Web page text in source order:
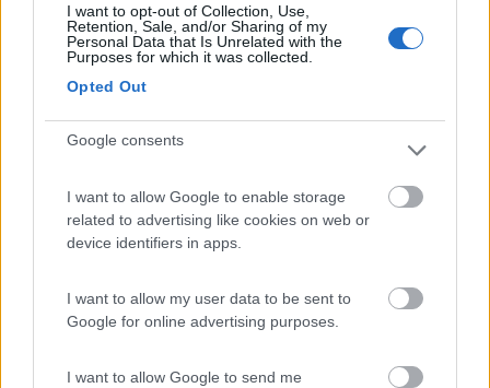
I want to opt-out of Collection, Use,
Retention, Sale, and/or Sharing of my
Personal Data that Is Unrelated with the
Purposes for which it was collected.
Opted Out
Google consents
I want to allow Google to enable storage
related to advertising like cookies on web or
device identifiers in apps.
I want to allow my user data to be sent to
Google for online advertising purposes.
I want to allow Google to send me
Area di sosta (AA)
Agriturismo Gelindo dei Magredi
Servizi / Posizione
Vivaro (PN) - 48.5km